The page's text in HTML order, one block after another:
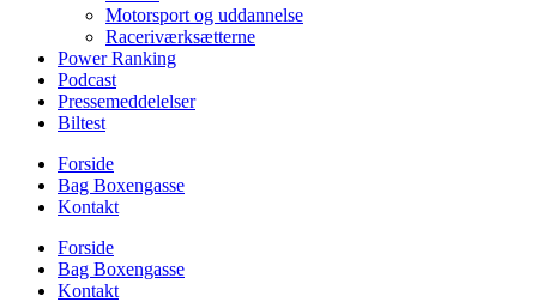
Motorsport og uddannelse
Raceriværksætterne
Power Ranking
Podcast
Pressemeddelelser
Biltest
Forside
Bag Boxengasse
Kontakt
Forside
Bag Boxengasse
Kontakt